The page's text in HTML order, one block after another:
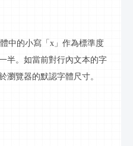
中的小寫「x」作為標準度
半。如當前對行內文本的字
瀏覽器的默認字體尺寸。